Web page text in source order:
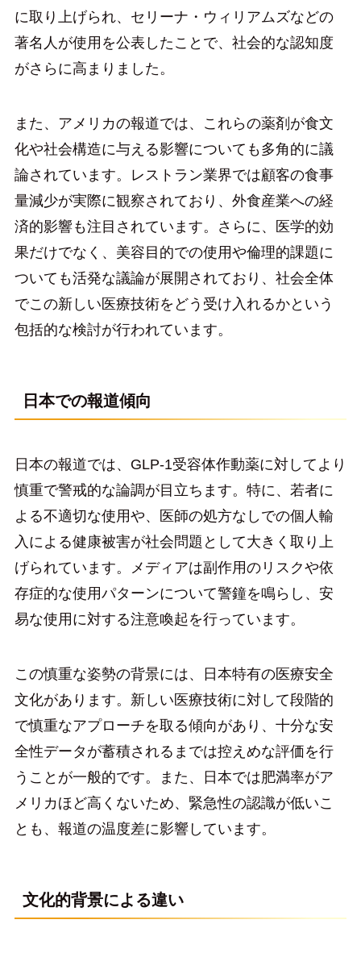
に取り上げられ、セリーナ・ウィリアムズなどの
著名人が使用を公表したことで、社会的な認知度
がさらに高まりました。
また、アメリカの報道では、これらの薬剤が食文
化や社会構造に与える影響についても多角的に議
論されています。レストラン業界では顧客の食事
量減少が実際に観察されており、外食産業への経
済的影響も注目されています。さらに、医学的効
果だけでなく、美容目的での使用や倫理的課題に
ついても活発な議論が展開されており、社会全体
でこの新しい医療技術をどう受け入れるかという
包括的な検討が行われています。
日本での報道傾向
日本の報道では、GLP-1受容体作動薬に対してより
慎重で警戒的な論調が目立ちます。特に、若者に
よる不適切な使用や、医師の処方なしでの個人輸
入による健康被害が社会問題として大きく取り上
げられています。メディアは副作用のリスクや依
存症的な使用パターンについて警鐘を鳴らし、安
易な使用に対する注意喚起を行っています。
この慎重な姿勢の背景には、日本特有の医療安全
文化があります。新しい医療技術に対して段階的
で慎重なアプローチを取る傾向があり、十分な安
全性データが蓄積されるまでは控えめな評価を行
うことが一般的です。また、日本では肥満率がア
メリカほど高くないため、緊急性の認識が低いこ
とも、報道の温度差に影響しています。
文化的背景による違い